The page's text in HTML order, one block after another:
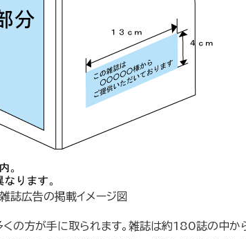
雑誌広告の掲載イメージ図
方が手に取られます。雑誌は約180誌の中か